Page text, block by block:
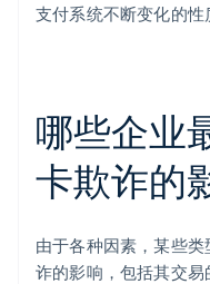
支付系统不断变化的性
哪些企业
卡欺诈的
由于各种因素，某些
诈的影响，包括其交